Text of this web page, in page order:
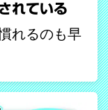
れている
れるのも早